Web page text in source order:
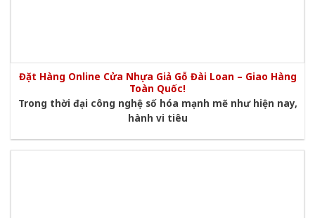
Đặt Hàng Online Cửa Nhựa Giả Gỗ Đài Loan – Giao Hàng
Toàn Quốc!
Trong thời đại công nghệ số hóa mạnh mẽ như hiện nay,
hành vi tiêu